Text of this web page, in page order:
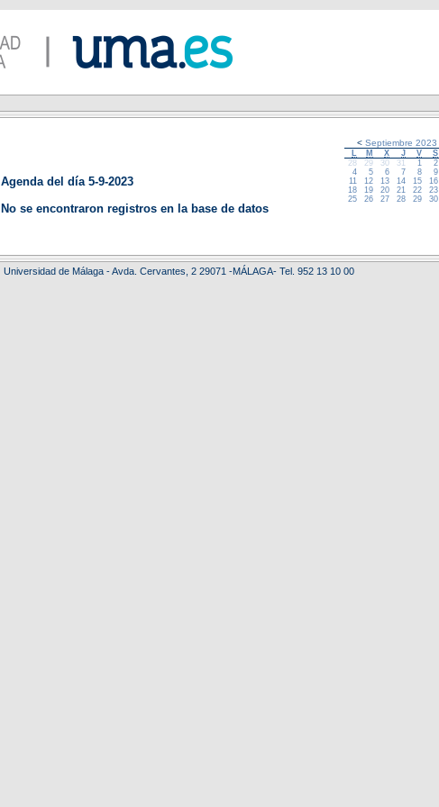
Agenda del día 5-9-2023
No se encontraron registros en la base de datos
<Septiembre 2023
M X J V S
28
29 30 31 1 2
4
5 6 7 8 9
11
12 13 14 15 16
18
19 20 21 22 23
25
26 27 28 29 30
Universidad de Málaga - Avda. Cervantes, 2 29071 -MÁLAGA- Tel. 952 13 10 00